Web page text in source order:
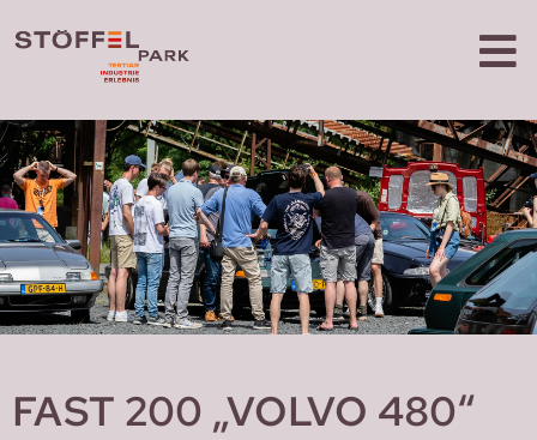
FAST 200 „VOLVO 480“